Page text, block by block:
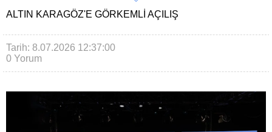
ALTIN KARAGÖZ'E GÖRKEMLI AÇILIŞ
Tarih: 8.07.2026 12:37:00
0 Yorum